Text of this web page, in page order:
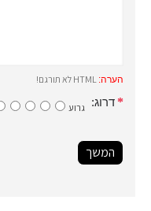
הערה:
דרוג: גרוע
המשך